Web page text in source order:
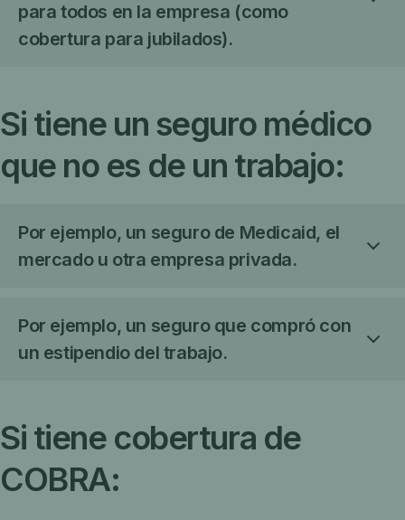
para todos en la empresa (como
cobertura para jubilados).
Si tiene un seguro médico
que no es de un trabajo:
Por ejemplo, un seguro de Medicaid, el
mercado u otra empresa privada.
Por ejemplo, un seguro que compró con
un estipendio del trabajo.
Si tiene cobertura de
COBRA: